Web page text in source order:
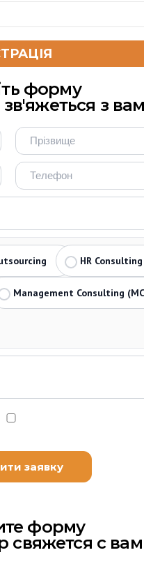
форму
з
HR Consulting
Management Consulting
форму
с